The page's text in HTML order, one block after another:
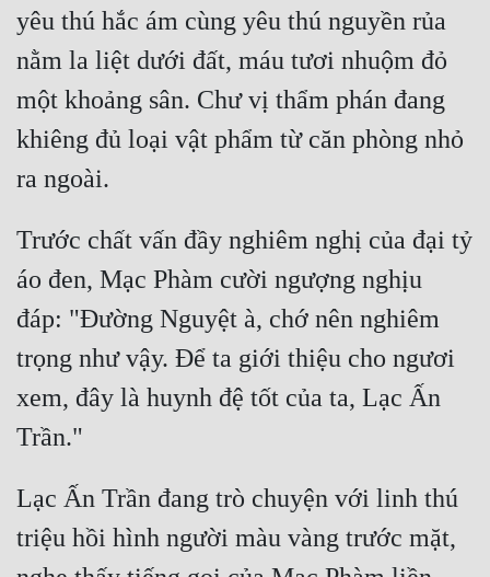
Cổ Đại
Du Hí
Dã Sử
Dị Giới
Dị Năng
Gia Đấu
Góc Nhìn Nam
Góc Nhìn Nữ
Huyền Huyễn
Huyền Nghi
Huyền Ảo
Hài Hước
Hệ Thống
yêu thú hắc ám cùng yêu thú nguyền rủa
nằm la liệt dưới đất, máu tươi nhuộm đỏ
một khoảng sân. Chư vị thẩm phán đang
khiêng đủ loại vật phẩm từ căn phòng nhỏ
Trước chất vấn đầy nghiêm nghị của đại tỷ
áo đen, Mạc Phàm cười ngượng nghịu
đáp: "Đường Nguyệt à, chớ nên nghiêm
trọng như vậy. Để ta giới thiệu cho ngươi
xem, đây là huynh đệ tốt của ta, Lạc Ấn
Lạc Ấn Trần đang trò chuyện với linh thú
triệu hồi hình người màu vàng trước mặt,